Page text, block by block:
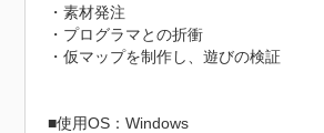
・素材発注
・プログラマとの折衝
・仮マップを制作し、遊びの検証
■使用OS：Windows